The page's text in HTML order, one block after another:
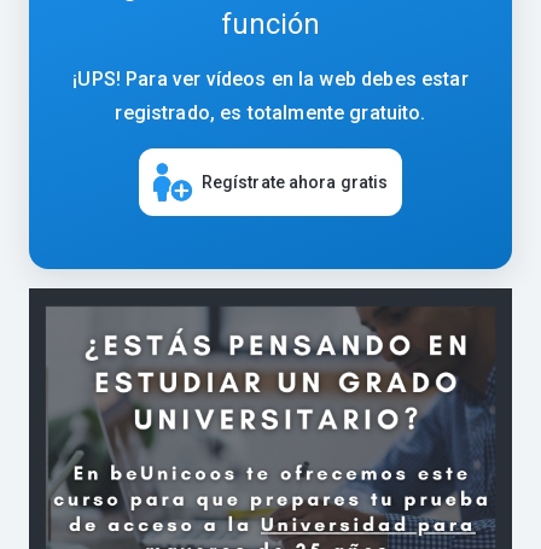
función
¡UPS! Para ver vídeos en la web debes estar
registrado, es totalmente gratuito.
Regístrate ahora gratis